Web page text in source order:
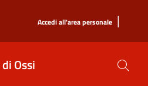
Accedi all'area personale |
Ossi